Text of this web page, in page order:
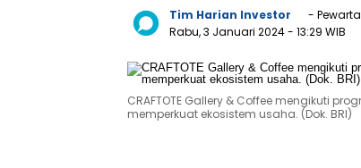
Tim Harian Investor
- Pewarta
Rabu, 3 Januari 2024- 13:29 WIB
CRAFTOTE Gallery & Coffee mengikuti
memperkuat ekosistem usaha. (Dok. BRI)